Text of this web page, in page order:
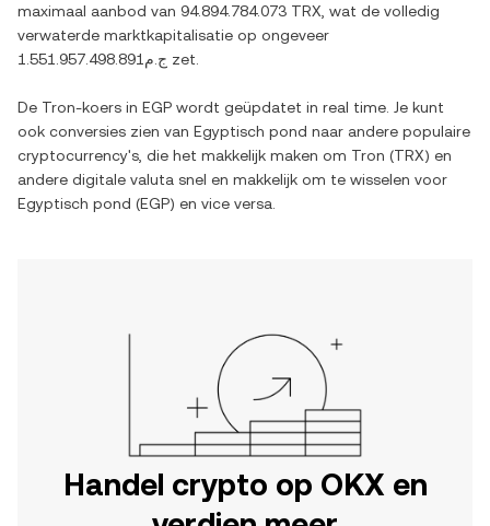
maximaal aanbod van 94.894.784.073 TRX , wat de volledig
verwaterde marktkapitalisatie op ongeveer
ج.م1.551.957.498.891 zet.
De Tron-koers in EGP wordt geüpdatet in real time. Je kunt
ook conversies zien van Egyptisch pond naar andere populaire
cryptocurrency's, die het makkelijk maken om Tron (TRX) en
andere digitale valuta snel en makkelijk om te wisselen voor
Egyptisch pond (EGP) en vice versa.
Handel crypto op OKX en